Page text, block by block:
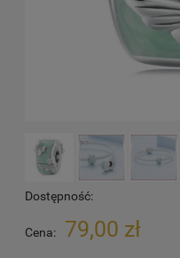
Dostępność:
Cena: 79,00 zł